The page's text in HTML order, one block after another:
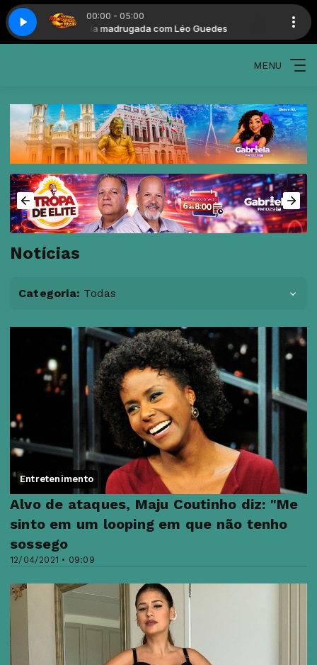
00:00 - 05:00
Turma da madrugada com Léo Guedes Turma da
MENU
Notícias
Categoria: Todas
Entretenimento
12/04/2021 • 09:09
Alvo de ataques, Maju Coutinho diz: "Me
sinto em um looping em que não tenho
sossego